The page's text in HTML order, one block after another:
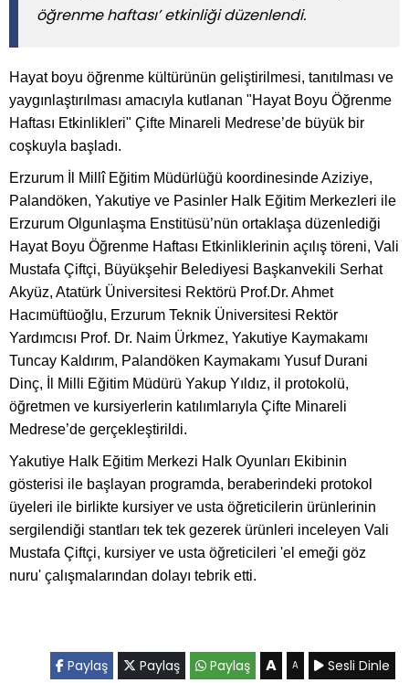
öğrenme haftası’ etkinliği düzenlendi.
Hayat boyu öğrenme kültürünün geliştirilmesi, tanıtılması ve
yaygınlaştırılması amacıyla kutlanan "Hayat Boyu Öğrenme
Haftası Etkinlikleri" Çifte Minareli Medrese’de büyük bir
coşkuyla başladı.
Erzurum İl Millî Eğitim Müdürlüğü koordinesinde Aziziye,
Palandöken, Yakutiye ve Pasinler Halk Eğitim Merkezleri ile
Erzurum Olgunlaşma Enstitüsü’nün ortaklaşa düzenlediği
Hayat Boyu Öğrenme Haftası Etkinliklerinin açılış töreni, Vali
Mustafa Çiftçi, Büyükşehir Belediyesi Başkanvekili Serhat
Akyüz, Atatürk Üniversitesi Rektörü Prof.Dr. Ahmet
Hacımüftüoğlu, Erzurum Teknik Üniversitesi Rektör
Yardımcısı Prof. Dr. Naim Ürkmez, Yakutiye Kaymakamı
Tuncay Kaldırım, Palandöken Kaymakamı Yusuf Durani
Dinç, İl Milli Eğitim Müdürü Yakup Yıldız, il protokolü,
öğretmen ve kursiyerlerin katılımlarıyla Çifte Minareli
Medrese’de gerçekleştirildi.
Yakutiye Halk Eğitim Merkezi Halk Oyunları Ekibinin
gösterisi ile başlayan programda, beraberindeki protokol
üyeleri ile birlikte kursiyer ve usta öğreticilerin ürünlerinin
sergilendiği stantları tek tek gezerek ürünleri inceleyen Vali
Mustafa Çiftçi, kursiyer ve usta öğreticileri 'el emeği göz
nuru' çalışmalarından dolayı tebrik etti.
Paylaş Paylaş Paylaş A A Sesli Dinle